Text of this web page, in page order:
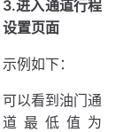
3.进入通道行程
设置页面
示例如下：
可以看到油门通
道最低值为